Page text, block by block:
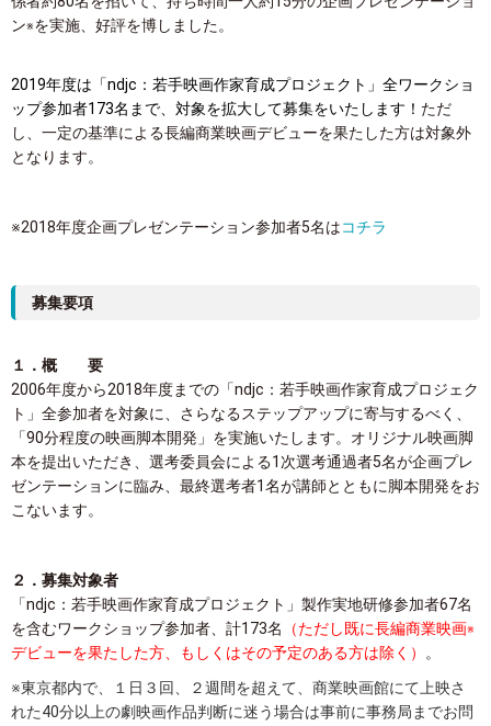
ン※を実施、好評を博しました。
2019年度は「ndjc：若手映画作家育成プロジェクト」全ワークショ
ップ参加者173名まで、対象を拡大して募集をいたします！ ただ
し、一定の基準による長編商業映画デビューを果たした方は対象外
となります。
※2018年度企画プレゼンテーション参加者5名はコチラ
募集要項
１．概 要
2006年度から2018年度までの「ndjc：若手映画作家育成プロジェク
ト」全参加者を対象に、さらなるステップアップに寄与するべく、
「90分程度の映画脚本開発」を実施いたします。オリジナル映画脚
本を提出いただき、選考委員会による1次選考通過者5名が企画プレ
ゼンテーションに臨み、最終選考者1名が講師とともに脚本開発をお
こないます。
２．募集対象者
「ndjc：若手映画作家育成プロジェクト」製作実地研修参加者67名
を含むワークショップ参加者、計173名
（ただし既に長編商業映画※
デビューを果たした方、もしくはその予定のある方は除く）
。
※東京都内で、１日３回、２週間を超えて、商業映画館にて上映さ
れた40分以上の劇映画作品判断に迷う場合は事前に事務局までお問